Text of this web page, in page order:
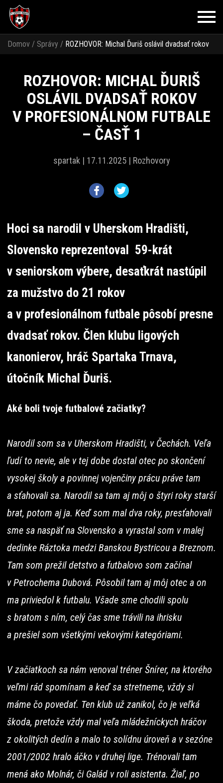
Domov / Správy / ROZHOVOR: Michal Ďuriš oslávil dvadsať rokov
ROZHOVOR: MICHAL ĎURIŠ
OSLÁVIL DVADSAŤ ROKOV
V PROFESIONÁLNOM FUTBALE
– ČASŤ 1
spartak | 17.11.2025 | Rozhovory
Hoci sa narodil v Uherskom Hradišti,
Slovensko reprezentoval 59-krát
v seniorskom výbere, desaťkrát nastúpil
za mužstvo do 21 rokov
a v profesionálnom futbale pôsobí presne
dvadsať rokov. Člen klubu ligových
kanonierov, hráč Spartaka Trnava,
útočník Michal Ďuriš.
Aké boli tvoje futbalové začiatky?
Narodil som sa v Uherskom Hradišti, v Čechách. Veľa
ľudí to nevie, ale v tej dobe dostal otec po skončení
vysokej školy a povinnej vojenčiny prácu práve tam
a sťahovali sa. Narodil sa tam aj môj o štyri roky starší
brat, potom aj ja. Keď som mal dva roky, presťahovali
sme sa naspäť na Slovensko a vyrastal som v malej
dedinke Ráztoka medzi Banskou Bystricou a Breznom.
Tam som prežil detstvo a futbalovo som začínal
v Petrochema Dubová. Pôsobil tam aj môj otec a on
ma priviedol k futbalu. Všade sme chodili spolu
s bratom s ním, celý čas sme trávili na ihrisku
a prešiel som všetkými vekovými kategóriami.
V začiatkoch sa nám venoval tréner Šnírer, na ktorého
veľmi rád spomínam a keď sa stretneme, vždy si
máme čo povedať. Ten klub už zanikol, čo je veľká
škoda, pretože vždy mal veľa mládežníckych hráčov
z okolitých dedín a malo to solídnu úroveň a v sezóne
2001/2002 hralo áčko v druhej lige. Trénovali tam
mená ako Molnár, či Galád v roli asistenta. Žiaľ, po